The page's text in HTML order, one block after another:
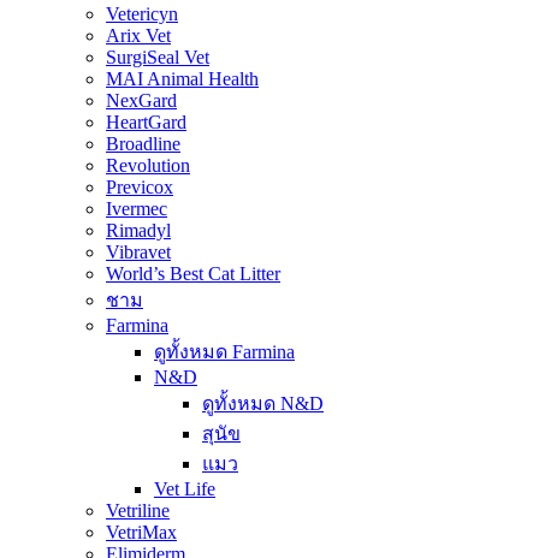
Vetericyn
Arix Vet
SurgiSeal Vet
MAI Animal Health
NexGard
HeartGard
Broadline
Revolution
Previcox
Ivermec
Rimadyl
Vibravet
World’s Best Cat Litter
ชาม
Farmina
ดูทั้งหมด Farmina
N&D
ดูทั้งหมด N&D
สุนัข
แมว
Vet Life
Vetriline
VetriMax
Elimiderm